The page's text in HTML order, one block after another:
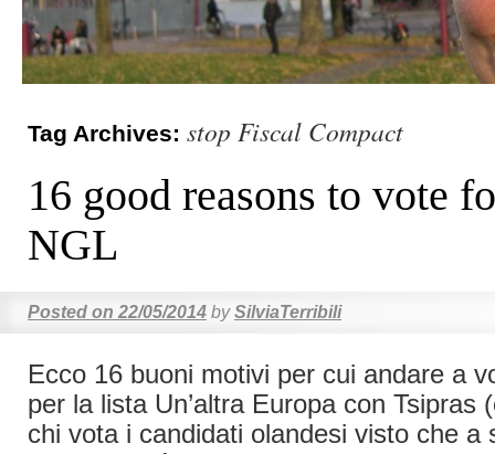
Tag Archives: stop Fiscal Compact
16 good reasons to vote
NGL
Posted on 22/05/2014 by SilviaTerribili
Ecco 16 buoni motivi per cui andare a
per la lista Un’altra Europa con Tsipras
chi vota i candidati olandesi visto che a